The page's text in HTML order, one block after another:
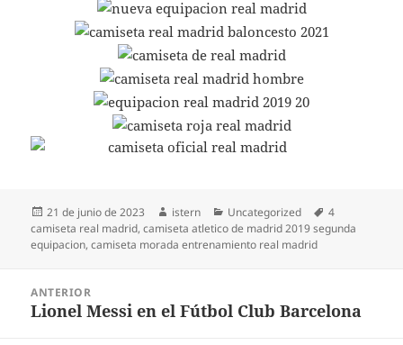
Publicado
el
21 de junio de 2023 Autor
istern Categorías
Uncategorized Etiquetas
4
camiseta real madrid,camiseta atletico de madrid 2019 segunda
equipacion,camiseta morada entrenamiento real madrid
entradas
ANTERIOR
Entrada
Lionel Messi en el Fútbol Club Barcelona